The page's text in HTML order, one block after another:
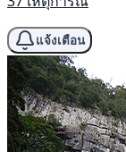
แจ้งเตือน